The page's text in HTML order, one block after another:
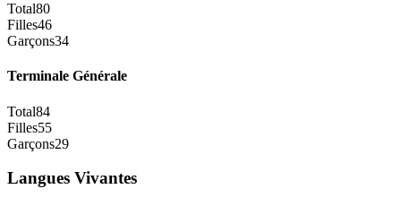
Total80
Filles46
Garçons34
Terminale Générale
Total84
Filles55
Garçons29
Langues Vivantes